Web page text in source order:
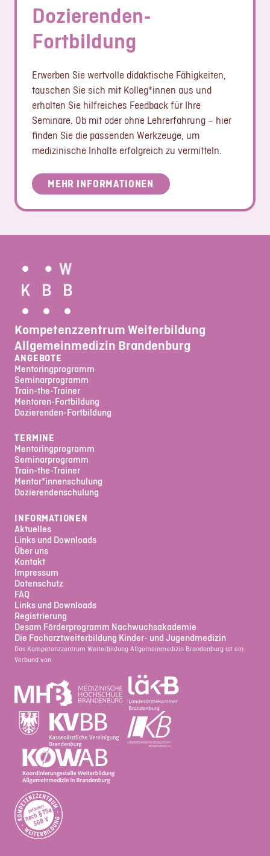
Dozierenden-
Fortbildung
Erwerben Sie wertvolle didaktische Fähigkeiten,
tauschen Sie sich mit Kolleg*innen aus und
erhalten Sie hilfreiches Feedback für Ihre
Seminare. Ob mit oder ohne Lehrerfahrung – hier
finden Sie die passenden Werkzeuge, um
medizinische Inhalte erfolgreich zu vermitteln.
MEHR INFORMATIONEN
Kompetenzzentrum Weiterbildung
Allgemeinmedizin Brandenburg
ANGEBOTE
Mentoringprogramm
Seminarprogramm
Train-the-Trainer
Mentoren-Fortbildung
Dozierenden-Fortbildung
TERMINE
Mentoringprogramm
Seminarprogramm
Train-the-Trainer
Mentor*innenschulung
Dozierendenschulung
INFORMATIONEN
Aktuelles
Links und Downloads
Über uns
Kontakt
Impressum
Datenschutz
FAQ
Links und Downloads
Registrierung
Desam Förderprogramm Nachwuchsakademie
Die Facharztweiterbildung Kinder- und Jugendmedizin
Das Kompetenzzentrum Weiterbildung Allgemeinmedizin Brandenburg ist ein
Verbund von